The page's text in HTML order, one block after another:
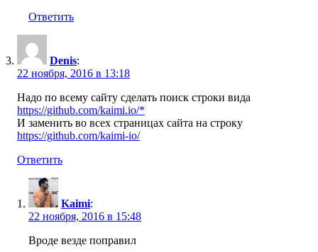
Ответить
Denis:
22 ноября, 2016 в 13:18
Надо по всему сайту сделать поиск строки вида
https://github.com/kaimi.io/*
И заменить во всех страницах сайта на строку
https://github.com/kaimi-io/
Ответить
Kaimi:
22 ноября, 2016 в 15:48
Вроде везде поправил